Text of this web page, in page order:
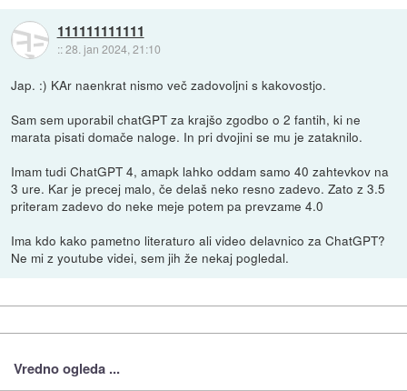
111111111111
::28. jan 2024, 21:10
Jap. :) KAr naenkrat nismo več zadovoljni s kakovostjo.
Sam sem uporabil chatGPT za krajšo zgodbo o 2 fantih, ki ne
marata pisati domače naloge. In pri dvojini se mu je zataknilo.
Imam tudi ChatGPT 4, amapk lahko oddam samo 40 zahtevkov na
3 ure. Kar je precej malo, če delaš neko resno zadevo. Zato z 3.5
priteram zadevo do neke meje potem pa prevzame 4.0
Ima kdo kako pametno literaturo ali video delavnico za ChatGPT?
Ne mi z youtube videi, sem jih že nekaj pogledal.
Vredno ogleda ...